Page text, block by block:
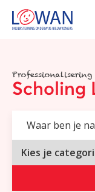
Professionalisering
Scholing